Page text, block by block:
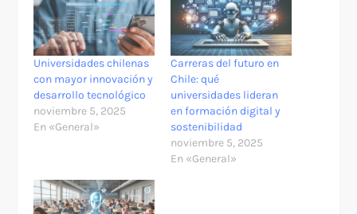
Universidades chilenas
con mayor innovación y
desarrollo tecnológico
noviembre 5, 2025
En «General»
Carreras del futuro en
Chile: qué
universidades lideran
en formación digital y
sostenibilidad
noviembre 5, 2025
En «General»